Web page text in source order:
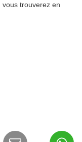
vous trouverez en